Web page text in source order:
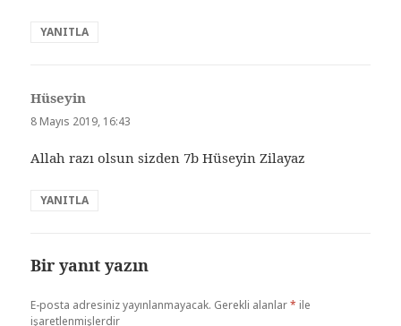
YANITLA
Hüseyin
ki:
8 Mayıs 2019, 16:43
Allah razı olsun sizden 7b Hüseyin Zilayaz
YANITLA
Bir yanıt yazın
E-posta adresiniz yayınlanmayacak. Gerekli alanlar* ile
işaretlenmişlerdir